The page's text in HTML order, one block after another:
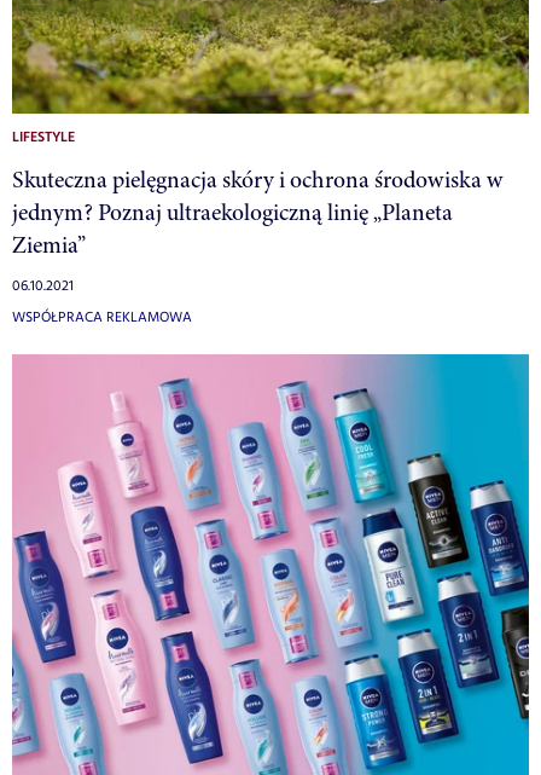
LIFESTYLE
Skuteczna pielęgnacja skóry i ochrona środowiska w
jednym? Poznaj ultraekologiczną linię „Planeta
Ziemia”
06.10.2021
WSPÓŁPRACA REKLAMOWA